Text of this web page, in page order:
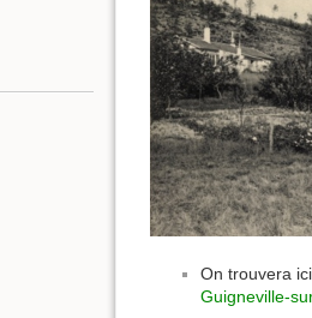
On trouvera
Guigneville-